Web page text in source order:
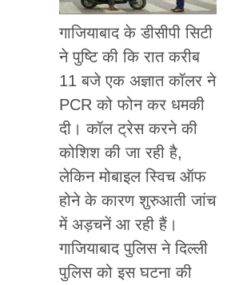
गाजियाबाद के डीसीपी सिटी
ने पुष्टि की कि रात करीब
11 बजे एक अज्ञात कॉलर ने
PCR को फोन कर धमकी
दी। कॉल ट्रेस करने की
कोशिश की जा रही है,
लेकिन मोबाइल स्विच ऑफ
होने के कारण शुरुआती जांच
में अड़चनें आ रही हैं।
गाजियाबाद पुलिस ने दिल्ली
पुलिस को इस घटना की